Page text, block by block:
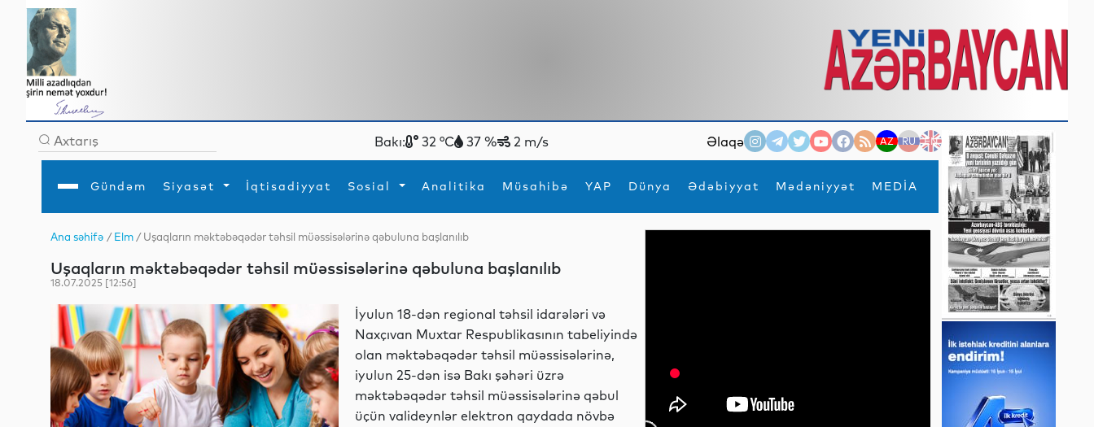
Bakı: 32 °C 37 % 2 m/s Əlaqə AZ RU EN
Gündəm Siyasət İqtisadiyyat Sosial Analitika Müsahibə YAP Dünya Ədəbiyyat Mədəniyyət MEDİA
×
Gündəm
İqtisadiyyat
Analitika
Mədəniyyət
Müsahibə
MEDİA
Xarici siyasətTurizm
Hadisə
Diaspor
İdmanYeni texnologiyalar
Ana səhifə /Elm / Uşaqların məktəbəqədər təhsil müəssisələrinə qəbuluna başlanılıb
Uşaqların məktəbəqədər təhsil müəssisələrinə qəbuluna başlanılıb
18.07.2025 [12:56]
İyulun 18-dən regional təhsil idarələri və
Naxçıvan Muxtar Respublikasının tabeliyində
olan məktəbəqədər təhsil müəssisələrinə,
iyulun 25-dən isə Bakı şəhəri üzrə
məktəbəqədər təhsil müəssisələrinə qəbul
üçün valideynlər elektron qaydada növbə